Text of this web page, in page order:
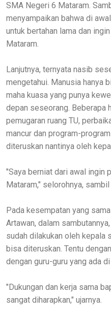
SMA Negeri 6 Mataram.
menyampaikan bahwa di
untuk bertahan lama dan
Mataram.
Lanjutnya, ternyata nasib
mengetahui. Manusia hanya
maha kuasa yang punya
depan seseorang. Beberapa
pemugaran ruang TU,
mancur dan program-
diteruskan nantinya oleh
"Saya berniat dari awal ingin
Mataram," selorohnya,
Pada kesempatan yang
Artawan, dalam
sudah dilakukan oleh kepala
bisa diteruskan. Tentu
dengan guru-guru yang ada
"Dukungan dan kerja sama
sangat diharapkan," ujarnya.